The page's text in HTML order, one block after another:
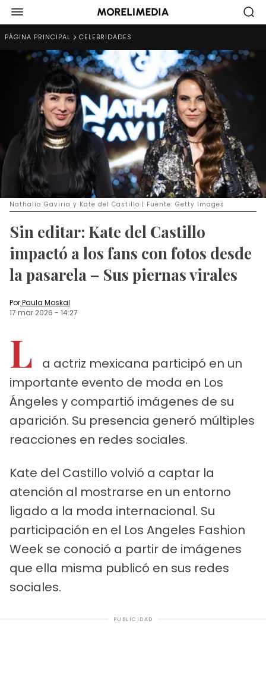
PÁGINA PRINCIPAL CELEBRIDADES
Nathalia Gaviria y Kate del Castillo | Fuente: Getty Images
Sin editar: Kate del Castillo
impactó a los fans con fotos desde
la pasarela – Sus piernas virales
PorPaula Moskal
17 mar 2026 - 14:27
L
a actriz mexicana participó en un
importante evento de moda en Los
Ángeles y compartió imágenes de su
aparición. Su presencia generó múltiples
reacciones en redes sociales.
Kate del Castillo volvió a captar la
atención al mostrarse en un entorno
ligado a la moda internacional. Su
participación en el Los Angeles Fashion
Week se conoció a partir de imágenes
que ella misma publicó en sus redes
sociales.
PUBLICIDAD